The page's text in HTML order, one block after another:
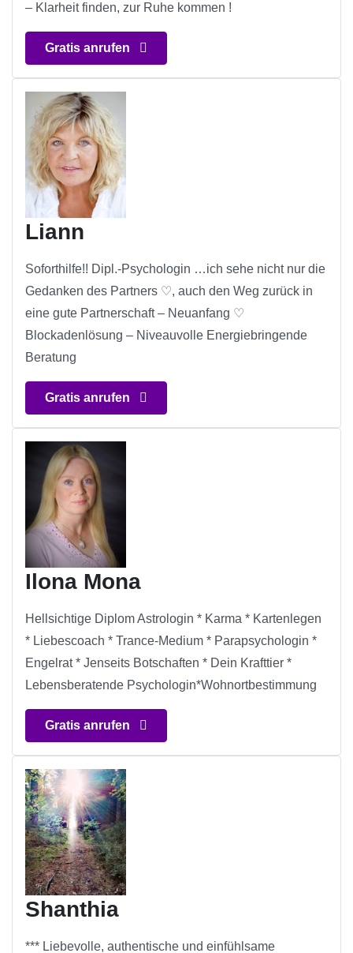
– Klarheit finden, zur Ruhe kommen !
Gratis anrufen
Liann
Soforthilfe!! Dipl.-Psychologin …ich sehe nicht nur die
Gedanken des Partners ♡, auch den Weg zurück in
eine gute Partnerschaft – Neuanfang ♡
Blockadenlösung – Niveauvolle Energiebringende
Beratung
Gratis anrufen
Ilona Mona
Hellsichtige Diplom Astrologin * Karma * Kartenlegen
* Liebescoach * Trance-Medium * Parapsychologin *
Engelrat * Jenseits Botschaften * Dein Krafttier *
Lebensberatende Psychologin*Wohnortbestimmung
Gratis anrufen
Shanthia
*** Liebevolle, authentische und einfühlsame